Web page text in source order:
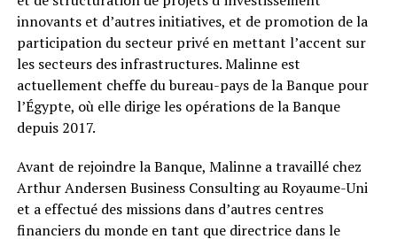
innovants et d’autres initiatives, et de promotion de la
participation du secteur privé en mettant l’accent sur
les secteurs des infrastructures. Malinne est
actuellement cheffe du bureau-pays de la Banque pour
l’Égypte, où elle dirige les opérations de la Banque
depuis 2017.
Avant de rejoindre la Banque, Malinne a travaillé chez
Arthur Andersen Business Consulting au Royaume-Uni
et a effectué des missions dans d’autres centres
financiers du monde en tant que directrice dans le